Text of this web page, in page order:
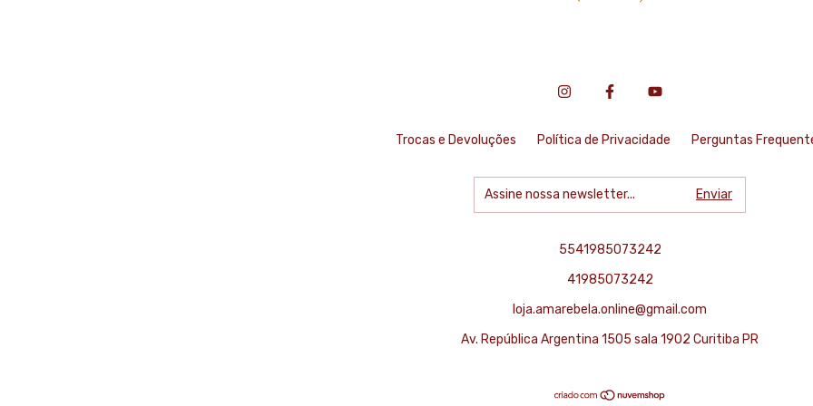
Trocas e Devoluções Política de Privacidade Perguntas
5541985073242
41985073242
loja.amarebela.online@gmail.com
Av. República Argentina 1505 sala 1902 Curitiba PR